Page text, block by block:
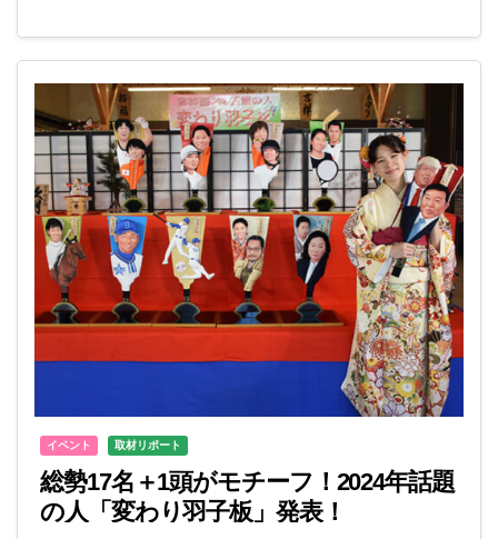
イベント 取材リポート
総勢17名＋1頭がモチーフ！2024年話題
の人「変わり羽子板」発表！